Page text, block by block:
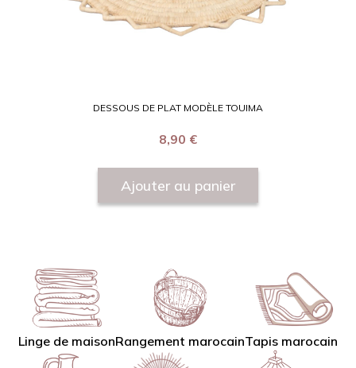
DESSOUS DE PLAT MODÈLE TOUIMA
8,90 €
Ajouter au panier
Linge de maisonRangement marocainTapis marocain